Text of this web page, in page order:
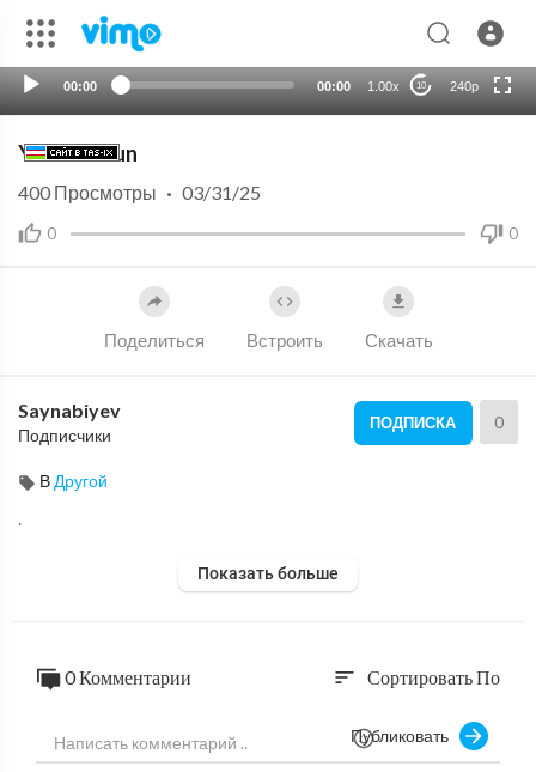
00:00 00:00 1.00x 10 240p
HD
Yurak uchun
0 0
400 Просмотры · 03/31/25
Поделиться Встроить Скачать
Saynabiyev
Подписчики
ПОДПИСКА 0
В Другой
.
Показать больше
0 Комментарии sort Сортировать По
Публиковать